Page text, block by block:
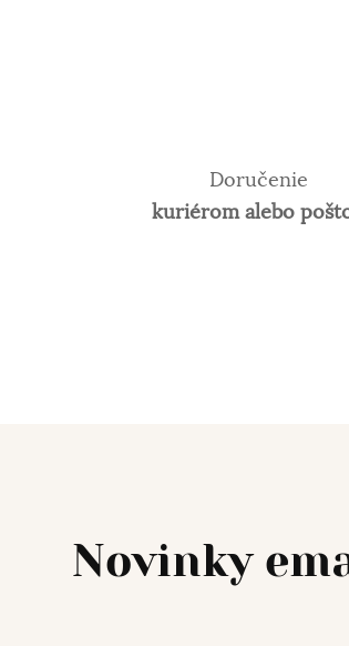
Doručenie
kuriérom alebo
Novinky